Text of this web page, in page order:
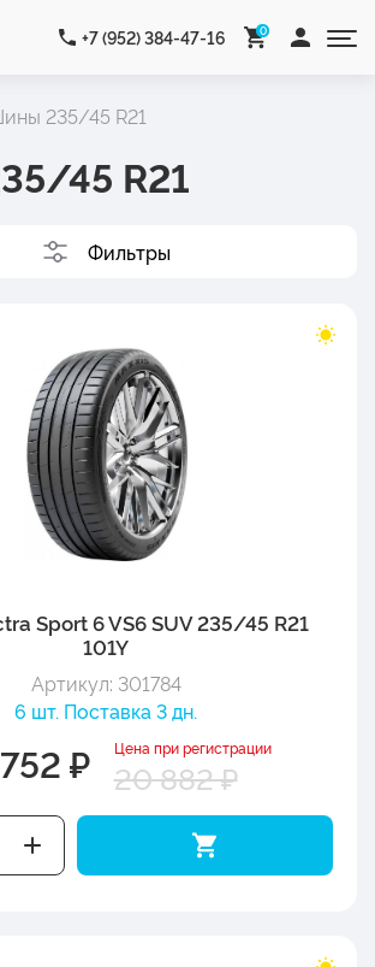
+7 (952) 384-47-16 0
235/45 R21
45 R21
Фильтры
Sport 6 VS6 SUV 235/45 R21
101Y
Артикул: 301784
6 шт. Поставка 3 дн.
₽ Цена при регистрации
20 882 ₽